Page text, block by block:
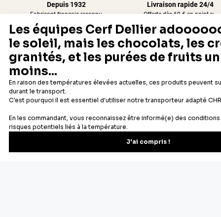
Depuis 1932
Fabricant français reconnu
Livraison rapide 24/48h
Offerte dès 69 € en point
Newsletter
Recevez les recettes, astuces et offres spéciales.
Vous pourrez vous désinscrire depuis votre espace client.